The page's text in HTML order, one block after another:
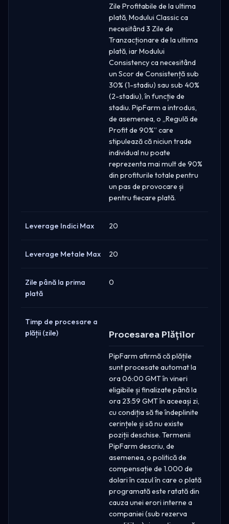
Zile Profitabile de la ultima
plată, Modului Classic ca
necesitând 3 Zile de
Tranzacționare de la ultima
plată, iar Modului
Consistency ca necesitând
un Scor de Consistență sub
30% (1-stadiu) sau sub 40%
(2-stadiu), în funcție de
stadiu. PipFarm a introdus,
de asemenea, o „Regulă de
Profit de 90%” care
stipulează că niciun trade
individual nu poate
reprezenta mai mult de 90%
din profiturile totale pentru
un pas de provocare și
pentru fiecare plată.
Leverage Indici Max 20
Leverage Metale Max 20
Zile până la prima
plată
0
Timp de procesare a
plății (zile)
Procesarea Plăților
PipFarm afirmă că plățile
sunt procesate automat la
ora 06:00 GMT în vineri
eligibile și finalizate până la
ora 23:59 GMT în aceeași zi,
cu condiția să fie îndeplinite
cerințele și să nu existe
poziții deschise. Termenii
PipFarm descriu, de
asemenea, o politică de
compensație de 1.000 de
dolari în cazul în care o plată
programată este ratată din
cauza unei erori interne a
companiei (sub rezerva